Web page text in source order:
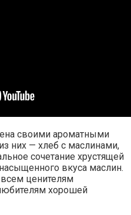
своими ароматными
них — хлеб с маслинами,
сочетание хрустящей
вкуса маслин.
всем ценителям
хорошей